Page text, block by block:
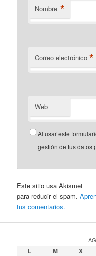
Nombre *
Correo electrónico *
Web
Al usar este
gestión de tus datos
Este sitio usa Akismet
para reducir el spam.
tus comentarios.
L M X